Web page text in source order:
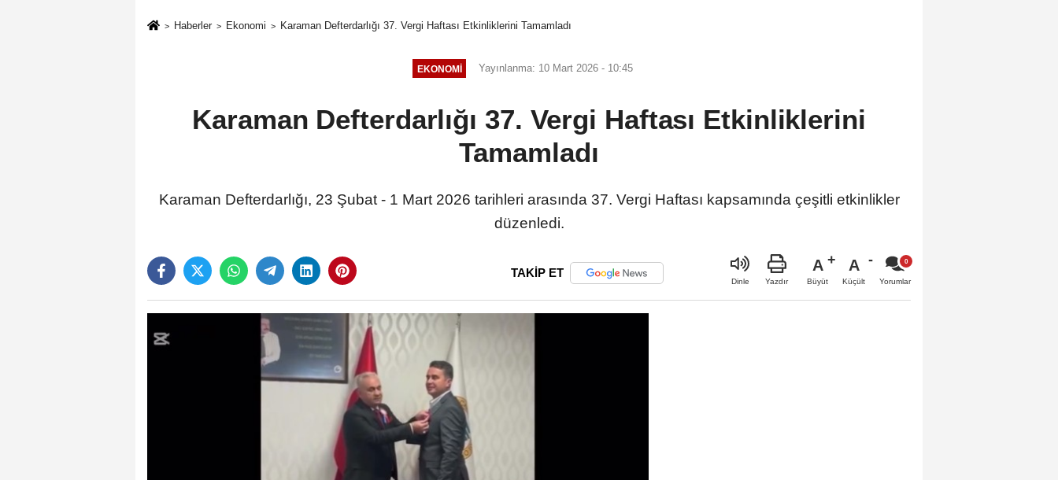
Haberler Ekonomi Karaman Defterdarlığı 37. Vergi Haftası Etkinliklerini Tamamladı
EKONOMI Yayınlanma: 10 Mart 2026 - 10:45
Karaman Defterdarlığı 37. Vergi Haftası Etkinliklerini
Tamamladı
Karaman Defterdarlığı, 23 Şubat - 1 Mart 2026 tarihleri arasında 37. Vergi Haftası kapsamında çeşitli etkinlikler
düzenledi.
TAKİP ET
Dinle Yazdır
A
Büyüt
A
Küçült Yorumlar